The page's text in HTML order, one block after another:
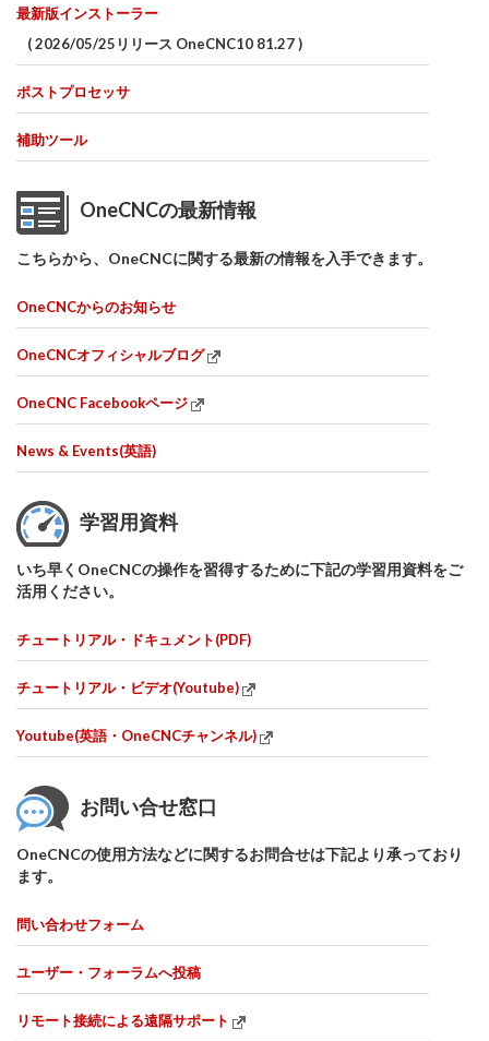
最新版インストーラー
( 2026/05/25リリース OneCNC10 81.27 )
ポストプロセッサ
補助ツール
OneCNCの最新情報
こちらから、OneCNCに関する最新の情報を入手できます。
OneCNCからのお知らせ
OneCNCオフィシャルブログ
OneCNC Facebookページ
News & Events(英語)
学習用資料
いち早くOneCNCの操作を習得するために下記の学習用資料をご
活用ください。
チュートリアル・ドキュメント(PDF)
チュートリアル・ビデオ(Youtube)
Youtube(英語・OneCNCチャンネル)
お問い合せ窓口
OneCNCの使用方法などに関するお問合せは下記より承っており
ます。
問い合わせフォーム
ユーザー・フォーラムへ投稿
リモート接続による遠隔サポート